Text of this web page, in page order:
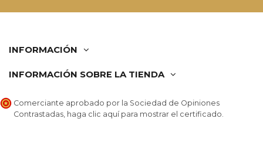
INFORMACIÓN
INFORMACIÓN SOBRE LA TIENDA
Comerciante aprobado por la Sociedad de Opiniones
Contrastadas, haga clic aquí para mostrar el certificado